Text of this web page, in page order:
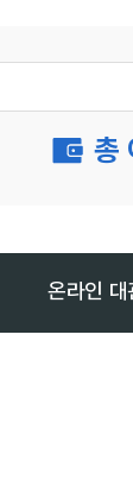
총
온라인